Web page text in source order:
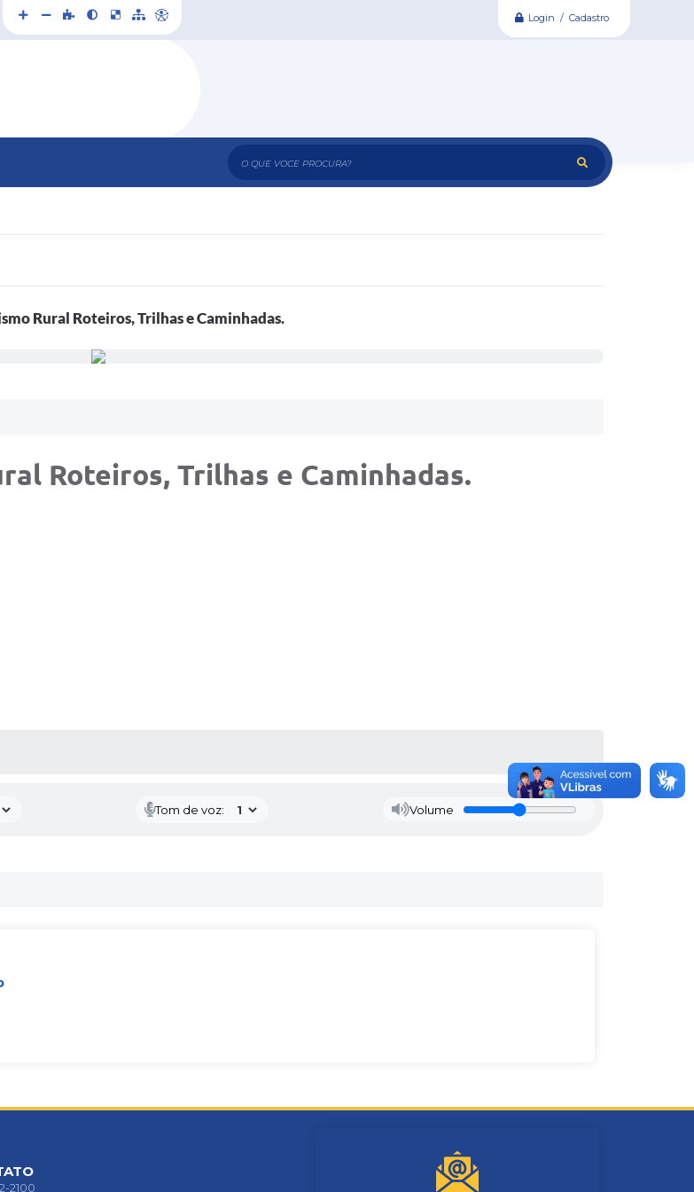
Login / Cadastro
O que voce procura?
Rural Roteiros, Trilhas e Caminhadas.
Roteiros, Trilhas e Caminhadas.
Tom de voz: Volume
2100